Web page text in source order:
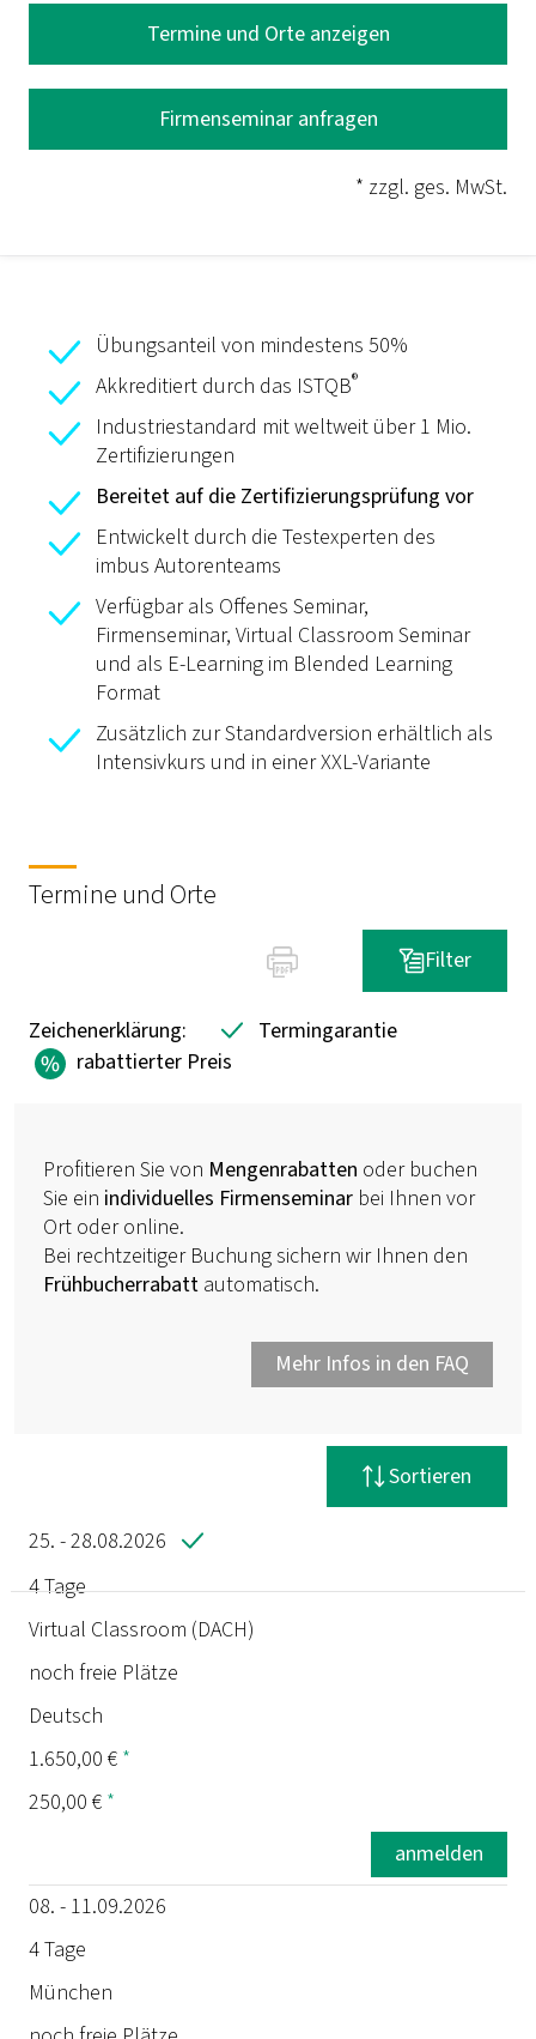
Termine und Orte anzeigen
Firmenseminar anfragen
* zzgl. ges. MwSt.
Übungsanteil von mindestens 50%
Akkreditiert durch das ISTQB®
Industriestandard mit weltweit über 1 Mio.
Zertifizierungen
Bereitet auf die Zertifizierungsprüfung vor
Entwickelt durch die Testexperten des
imbus Autorenteams
Verfügbar als Offenes Seminar,
Firmenseminar, Virtual Classroom Seminar
und als E-Learning im Blended Learning
Format
Zusätzlich zur Standardversion erhältlich als
Intensivkurs und in einer XXL-Variante
Termine und Orte
Filter
Filter zurücksetzen
Zeichenerklärung:
Termingarantie
rabattierter Preis
Profitieren Sie von Mengenrabatten oder buchen
Sie ein individuelles Firmenseminar bei Ihnen vor
Ort oder online.
Bei rechtzeitiger Buchung sichern wir Ihnen den
Frühbucherrabatt automatisch.
Mehr Infos in den FAQ
Sortieren
Termin
Dauer
Ort
Status
Sprache
Preis
25. - 28.08.2026
4 Tage
Virtual Classroom (DACH)
noch freie Plätze
Deutsch
1.650,00 € *
250,00 € *
anmelden
08. - 11.09.2026
4 Tage
München